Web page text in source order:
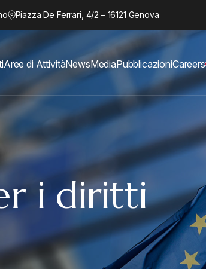
Piazza De Ferrari, 4/2 – 16121 Genova
Aree di AttivitàNewsMediaPubblicazioniCareers
i diritti